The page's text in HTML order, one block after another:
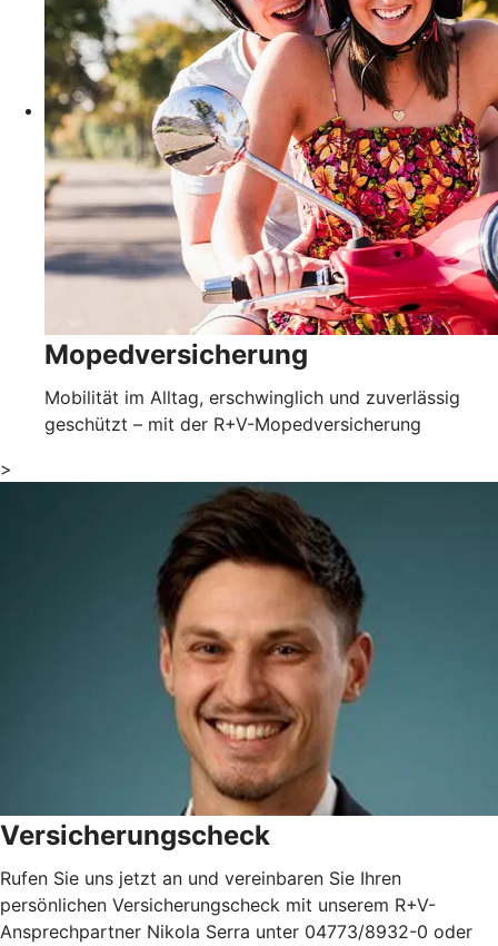
Mopedversicherung
Mobilität im Alltag, erschwinglich und zuverlässig
geschützt – mit der R+V-Mopedversicherung
>
Versicherungscheck
Rufen Sie uns jetzt an und vereinbaren Sie Ihren
persönlichen Versicherungscheck mit unserem R+V-
Ansprechpartner Nikola Serra unter 04773/8932-0 oder